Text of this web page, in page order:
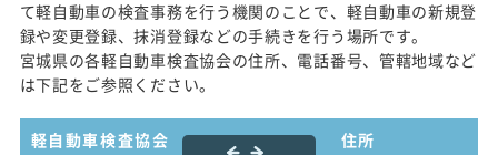
て軽自動車の検査事務を行う機関のことで、軽自動車の新規登
録や変更登録、抹消登録などの手続きを行う場所です。
宮城県の各軽自動車検査協会の住所、電話番号、管轄地域など
は下記をご参照ください。
軽自動車検査協会 住所